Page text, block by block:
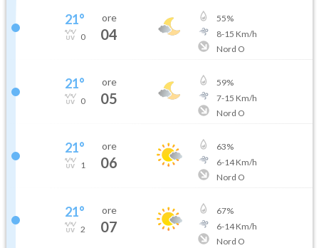
21°
0
ore
04
55%
8-15 Km/h
Nord O
21°
0
ore
05
59%
7-15 Km/h
Nord O
21°
1
ore
06
63%
6-14Km/h
Nord O
21°
2
ore
07
67%
6-14Km/h
Nord O